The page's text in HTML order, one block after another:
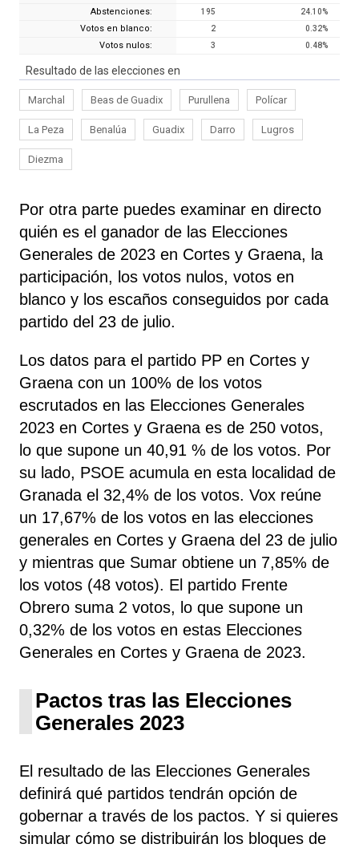
Abstenciones: 195 24.10%
Votos en blanco: 2 0.32%
Votos nulos: 3 0.48%
Resultado de las elecciones en
Marchal Beas de Guadix Purullena Polícar
La Peza Benalúa Guadix Darro Lugros
Diezma
Por otra parte puedes examinar en directo
quién es el ganador de las Elecciones
Generales de 2023 en Cortes y Graena, la
participación, los votos nulos, votos en
blanco y los escaños conseguidos por cada
partido del 23 de julio.
Los datos para el partido PP en Cortes y
Graena con un 100% de los votos
escrutados en las Elecciones Generales
2023 en Cortes y Graena es de 250 votos,
lo que supone un 40,91 % de los votos. Por
su lado, PSOE acumula en esta localidad de
Granada el 32,4% de los votos. Vox reúne
un 17,67% de los votos en las elecciones
generales en Cortes y Graena del 23 de julio
y mientras que Sumar obtiene un 7,85% de
los votos (48 votos). El partido Frente
Obrero suma 2 votos, lo que supone un
0,32% de los votos en estas Elecciones
Generales en Cortes y Graena de 2023.
Pactos tras las Elecciones
Generales 2023
El resultado de las Elecciones Generales
definirá qué partidos tendrán opción de
gobernar a través de los pactos. Y si quieres
simular cómo se distribuirán los bloques de